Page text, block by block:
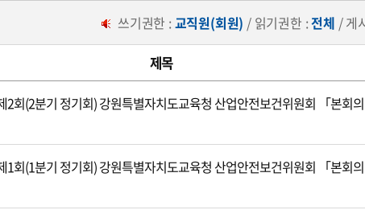
쓰기권한 :교직원(회원) / 읽기권한 :전체 / 게
제목
2회(2분기 정기회) 강원특별자치도교육청 산업안전보건위원회 「본회의
1회(1분기 정기회) 강원특별자치도교육청 산업안전보건위원회 「본회의